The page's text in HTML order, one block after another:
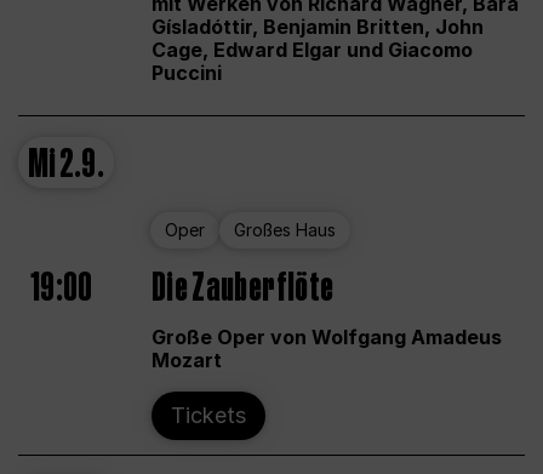
Gísladóttir, Benjamin Britten, John
Cage, Edward Elgar und Giacomo
Puccini
Mi2.9.
Oper Großes Haus
19:00 Die Zauberflöte
Große Oper von Wolfgang Amadeus
Mozart
Tickets